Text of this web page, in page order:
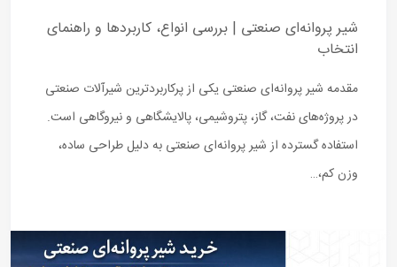
شیر پروانه‌ای صنعتی | بررسی انواع، کاربردها و راهنمای
انتخاب
مقدمه شیر پروانه‌ای صنعتی یکی از پرکاربردترین شیرآلات صنعتی
در پروژه‌های نفت، گاز، پتروشیمی، پالایشگاهی و نیروگاهی است.
استفاده گسترده از شیر پروانه‌ای صنعتی به دلیل طراحی ساده،
وزن کم،…